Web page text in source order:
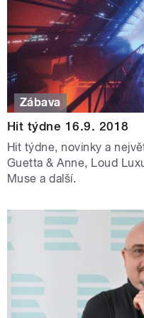
Zábava
Hit týdne 16.9. 2018
Hit týdne, novinky a
Guetta & Anne, Loud
Muse a další.